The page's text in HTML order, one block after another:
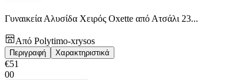
Γυναικεία Αλυσίδα Χειρός Oxette από Ατσάλι 23...
Από Polytimo-xrysos
Περιγραφή Χαρακτηριστικά
€51
00